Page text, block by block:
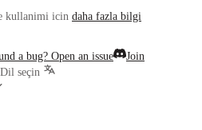
kullanimi icin daha fazla bilgi
a bug? Open an issue
Join
Dil seçin